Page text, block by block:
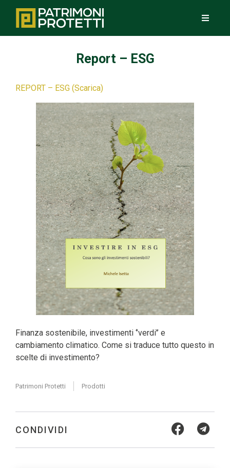
Report – ESG
REPORT – ESG (Scarica)
Finanza sostenibile, investimenti ‘’verdi’’ e
cambiamento climatico. Come si traduce tutto questo in
scelte di investimento?
Patrimoni Protetti Prodotti
CONDIVIDI